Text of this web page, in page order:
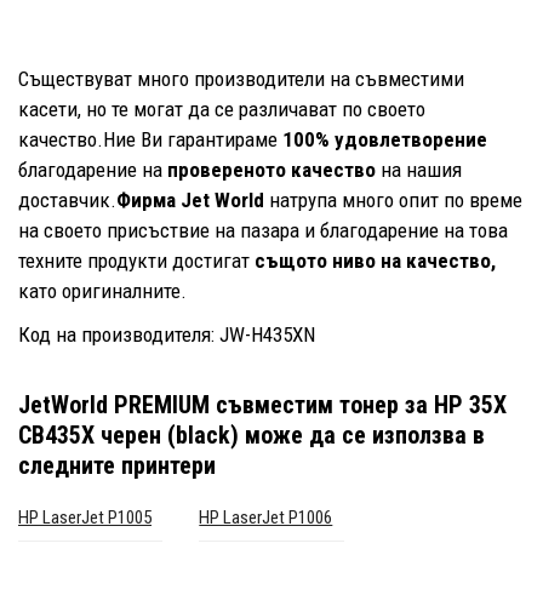
Съществуват много производители на съвместими
касети, но те могат да се различават по своето
качество.Ние Ви гарантираме 100% удовлетворение
благодарение на провереното качество на нашия
доставчик.Фирма Jet World натрупа много опит по време
на своето присъствие на пазара и благодарение на това
техните продукти достигат същото ниво на качество,
като оригиналните.
Код на производителя: JW-H435XN
JetWorld PREMIUM съвместим тонер за HP 35X
CB435X черен (black) може да се използва в
следните принтери
HP LaserJet P1005 HP LaserJet P1006